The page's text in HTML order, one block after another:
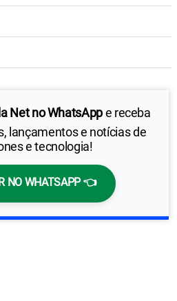
Net no WhatsAppe receba
lançamentos e notícias de
e tecnologia!
NO WHATSAPP 👈